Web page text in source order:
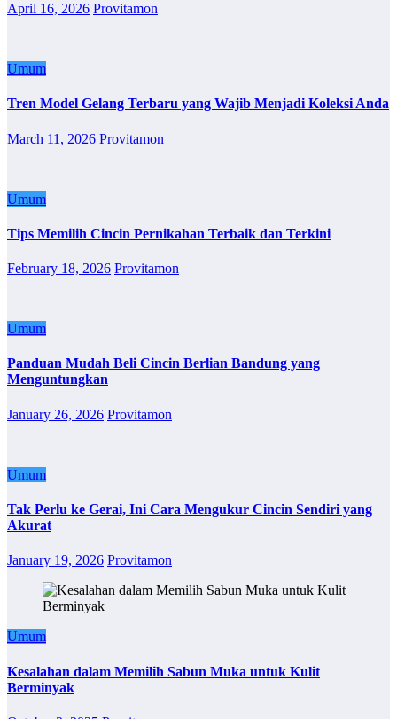
April 16, 2026 Provitamon
Umum
Tren Model Gelang Terbaru yang Wajib Menjadi Koleksi Anda
March 11, 2026 Provitamon
Umum
Tips Memilih Cincin Pernikahan Terbaik dan Terkini
February 18, 2026 Provitamon
Umum
Panduan Mudah Beli Cincin Berlian Bandung yang
Menguntungkan
January 26, 2026 Provitamon
Umum
Tak Perlu ke Gerai, Ini Cara Mengukur Cincin Sendiri yang
Akurat
January 19, 2026 Provitamon
Umum
Kesalahan dalam Memilih Sabun Muka untuk Kulit
Berminyak